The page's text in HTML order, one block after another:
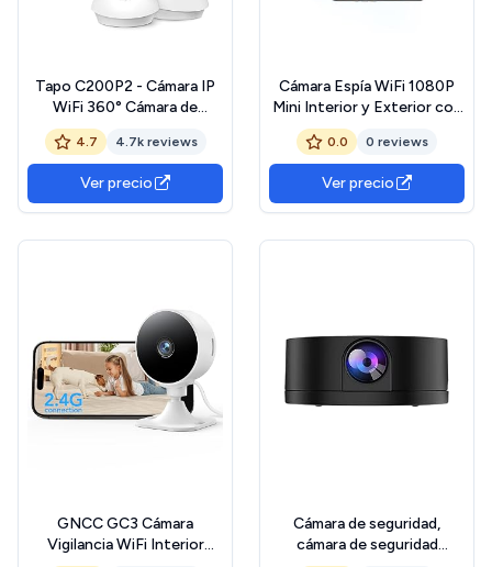
Tapo C200P2 - Cámara IP
WiFi 360° Cámara de
Vigilancia FHD
1080p,Visión Nocturna,
Notificaciones en Tiempo
Real, Admite Tarjeta
SD,Detección de
4.7 4.7k reviews
Ver precio
Cámara Espía WiFi 1080P
Mini Interior y Exterior con
Visión Nocturna,
Detección de Movimiento,
2.4GHz, App Móvil
iOS/Android, para
Casa/Oficina/Coche, Sin
0.0 0 reviews
Ver precio
GNCC GC3 Cámara
Vigilancia WiFi Interior
Cámara de seguridad,
cámara de seguridad